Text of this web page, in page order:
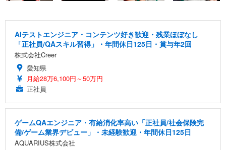
AIテストエンジニア・コンテンツ好き歓迎・残業ほぼなし
「正社員/QAスキル習得」・年間休日125日・賞与年2回
株式会社Creer
愛知県
月給28万6,100円～50万円
正社員
ゲームQAエンジニア・有給消化率高い「正社員/社会保険完
備/ゲーム業界デビュー」・未経験歓迎・年間休日125日
AQUARIUS株式会社